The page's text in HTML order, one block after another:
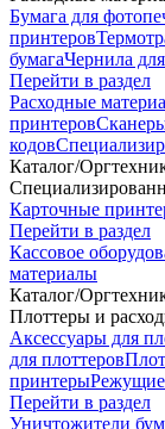
Бумага для
принтеров
бумагаЧернила
Перейти в раздел
Расходные
принтеров
кодов
Каталог/
Карточные
Перейти в раздел
Кассовое
материалы
Каталог/
Плоттеры и
Аксессуары для
для плоттеров
принтеры
Перейти в раздел
Уничтожители